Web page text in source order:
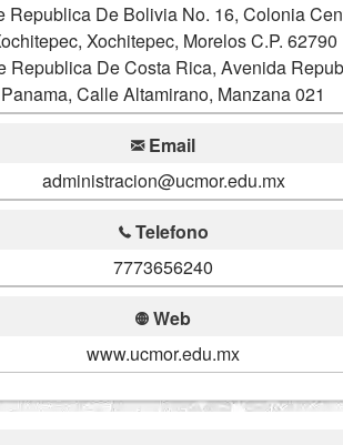
Republica De Bolivia No. 16, Colonia
Xochitepec, Morelos C.P. 62790
Republica De Costa Rica, Avenida
Panama, Calle Altamirano, Manzana 021
Email
administracion@ucmor.edu.mx
Telefono
7773656240
Web
www.ucmor.edu.mx